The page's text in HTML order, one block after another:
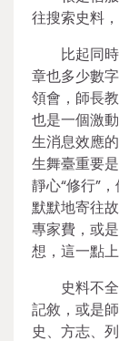
往搜索史料
比起同
章也多少數
領會，師長
也是一個激
生消息效應的
生舞臺重要
靜心“修行”
默默地寄往
專家費，或
想，這一點
史料不
記敘，或是
史、方志、